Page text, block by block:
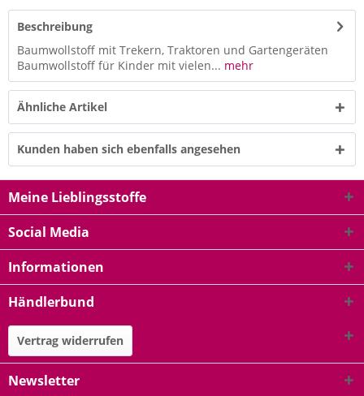
Beschreibung
Baumwollstoff mit Trekern, Traktoren und Gartengeräten
Baumwollstoff für Kinder mit vielen... mehr
Ähnliche Artikel
Kunden haben sich ebenfalls angesehen
Meine Lieblingsstoffe
Social Media
Informationen
Händlerbund
Vertrag widerrufen
Newsletter